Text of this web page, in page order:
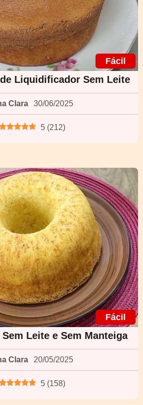
Fácil
Liquidificador Sem Leite
Clara 30/06/2025
5 (212)
Fácil
Leite e Sem Manteiga
Clara 20/05/2025
5 (158)